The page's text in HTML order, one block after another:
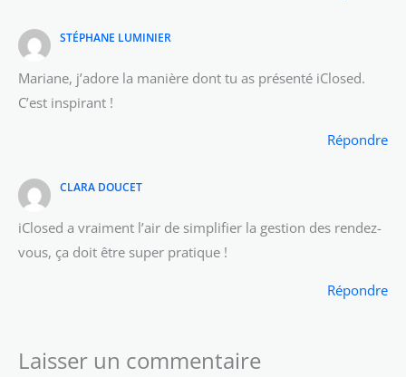
STÉPHANE LUMINIER
Mariane, j’adore la manière dont tu as présenté iClosed.
C’est inspirant !
Répondre
CLARA DOUCET
iClosed a vraiment l’air de simplifier la gestion des rendez-
vous, ça doit être super pratique !
Répondre
Laisser un commentaire